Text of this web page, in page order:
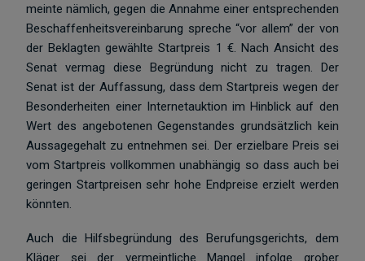
meinte nämlich, gegen die Annahme einer entsprechenden
Beschaffenheitsvereinbarung spreche “vor allem” der von
der Beklagten gewählte Startpreis 1 €. Nach Ansicht des
Senat vermag diese Begründung nicht zu tragen. Der
Senat ist der Auffassung, dass dem Startpreis wegen der
Besonderheiten einer Internetauktion im Hinblick auf den
Wert des angebotenen Gegenstandes grundsätzlich kein
Aussagegehalt zu entnehmen sei. Der erzielbare Preis sei
vom Startpreis vollkommen unabhängig so dass auch bei
geringen Startpreisen sehr hohe Endpreise erzielt werden
könnten.
Auch die Hilfsbegründung des Berufungsgerichts, dem
Kläger sei der vermeintliche Mangel infolge grober